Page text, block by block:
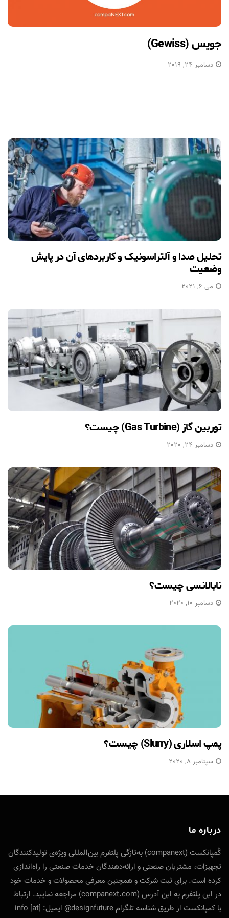
جویس (Gewiss)
دسامبر 24, 2019
تحلیل صدا و آلتراسونیک و کاربردهای آن در پایش
وضعیت
می 6, 2021
توربین گاز (Gas Turbine) چیست؟
دسامبر 24, 2020
نابالانسی چیست؟
دسامبر 10, 2020
پمپ اسلاری (Slurry) چیست؟
سپتامبر 8, 2020
درباره ما
کُمپانکست (companext) به‌تازگی پلتفرم بین‌المللی ویژه‌ی تولید‌کنندگان
تجهیزات، مشتریان صنعتی و ارائه‌دهندگان خدمات صنعتی را راه‌اندازی
کرده است. برای ثبت شرکت و همچنین معرفی محصولات و خدمات خود
در این پلتفرم به این آدرس (companext.com) مراجعه نمایید. ارتباط
با کمپانکست از طریق شناسه تلگرام designfuture@ ایمیل: info [at]